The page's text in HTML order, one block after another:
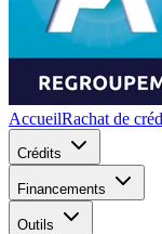
AccueilRachat de
Crédits
Financements
Outils